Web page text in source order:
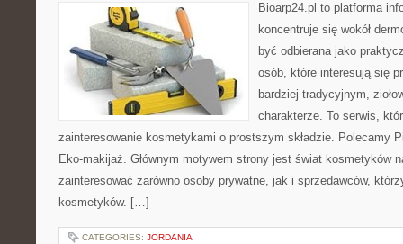
Bioarp24.pl to platforma
koncentruje się wokół
być odbierana jako
osób, które interesują się
bardziej tradycyjnym,
charakterze. To serwis,
zainteresowanie kosmetykami o prostszym składzie. Polecamy
Eko-makijaż. Głównym motywem strony jest świat kosmetyków
zainteresować zarówno osoby prywatne, jak i sprzedawców,
kosmetyków. […]
CATEGORIES: JORDANIA